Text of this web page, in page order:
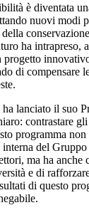
è diventata
nuovi modi
ha intrapreso,
di compensare
lanciato il suo
contrastare
programma non
del
ma ha anche
e di
di questo